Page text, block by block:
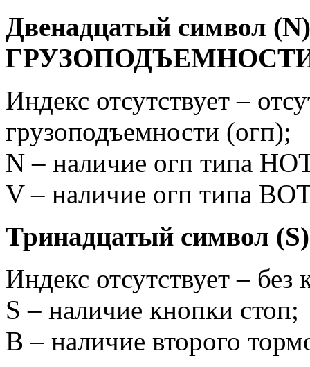
Двенадцатый символ
Индекс отсутствует –
грузоподъемности (огп);
N – наличие огп типа
V – наличие огп типа
Тринадцатый символ
Индекс отсутствует – без
S – наличие кнопки стоп;
B – наличие второго